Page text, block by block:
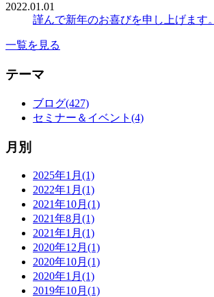
2022.01.01
謹んで新年のお喜びを申し上げます。
一覧を見る
テーマ
ブログ(427)
セミナー＆イベント(4)
月別
2025年1月(1)
2022年1月(1)
2021年10月(1)
2021年8月(1)
2021年1月(1)
2020年12月(1)
2020年10月(1)
2020年1月(1)
2019年10月(1)